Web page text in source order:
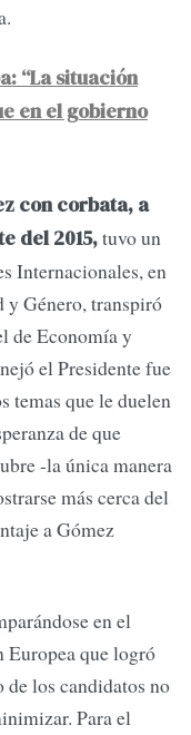
“La situación
en el gobierno
con corbata, a
del 2015,tuvo un
Internacionales, en
y Género, transpiró
de Economía y
el Presidente fue
temas que le duelen
de que
-la única manera
más cerca del
a Gómez
en el
Europea que logró
de los candidatos no
Para el